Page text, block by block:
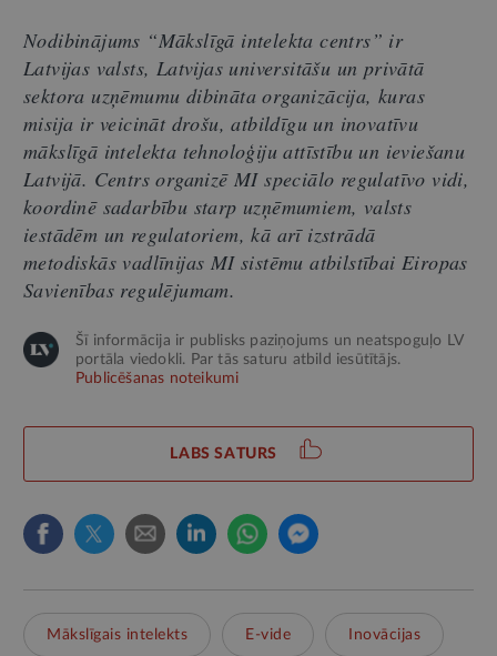
Nodibinājums “Mākslīgā intelekta centrs” ir
Latvijas valsts, Latvijas universitāšu un privātā
sektora uzņēmumu dibināta organizācija, kuras
misija ir veicināt drošu, atbildīgu un inovatīvu
mākslīgā intelekta tehnoloģiju attīstību un ieviešanu
Latvijā. Centrs organizē MI speciālo regulatīvo vidi,
koordinē sadarbību starp uzņēmumiem, valsts
iestādēm un regulatoriem, kā arī izstrādā
metodiskās vadlīnijas MI sistēmu atbilstībai Eiropas
Savienības regulējumam.
Šī informācija ir publisks paziņojums un neatspoguļo LV
portāla viedokli. Par tās saturu atbild iesūtītājs.
Publicēšanas noteikumi
LABS SATURS
Mākslīgais intelekts E-vide Inovācijas